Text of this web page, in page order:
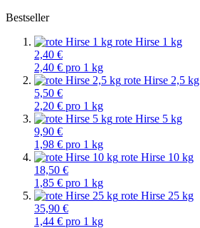
Bestseller
rote Hirse 1 kg
2,40 €
2,40 € pro 1 kg
rote Hirse 2,5 kg
5,50 €
2,20 € pro 1 kg
rote Hirse 5 kg
9,90 €
1,98 € pro 1 kg
rote Hirse 10 kg
18,50 €
1,85 € pro 1 kg
rote Hirse 25 kg
35,90 €
1,44 € pro 1 kg